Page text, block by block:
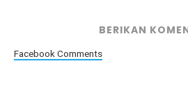
BERIKAN
Facebook Comments